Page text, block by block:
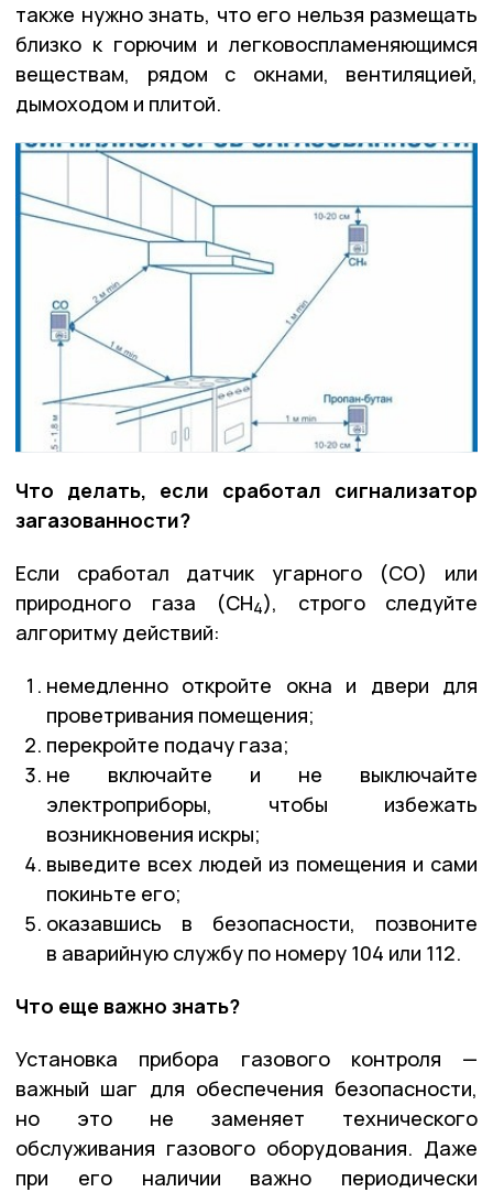
также нужно знать, что его нельзя размещать
близко к горючим и легковоспламеняющимся
веществам, рядом с окнами, вентиляцией,
дымоходом и плитой.
Что делать, если сработал сигнализатор
загазованности?
Если сработал датчик угарного (СО) или
природного газа (СН4), строго следуйте
алгоритму действий:
немедленно откройте окна и двери для
проветривания помещения;
перекройте подачу газа;
не включайте и не выключайте
электроприборы, чтобы избежать
возникновения искры;
выведите всех людей из помещения и сами
покиньте его;
оказавшись в безопасности, позвоните
в аварийную службу по номеру 104 или 112.
Что еще важно знать?
Установка прибора газового контроля —
важный шаг для обеспечения безопасности,
но это не заменяет технического
обслуживания газового оборудования. Даже
при его наличии важно периодически